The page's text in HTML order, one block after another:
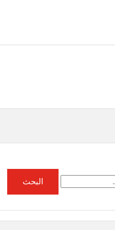
البحث